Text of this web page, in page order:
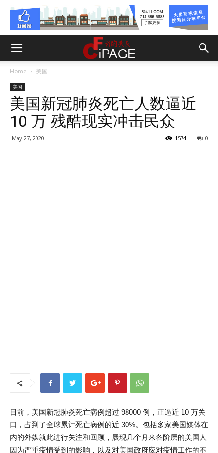
Home 美国
美国
美国新冠肺炎死亡人数逼近
10 万 残酷现实冲击民众
May 27, 2020 0
1574
目前，美国新冠肺炎死亡病例超过 98000 例，正逼近 10 万关
口，占到了全球累计死亡病例的近 30%。包括多家美国媒体在
内的外媒就此进行关注和回顾，展现几个月来各阶层的美国人
因为严重疫情受到的影响，以及对美国政府应对疫情工作的不